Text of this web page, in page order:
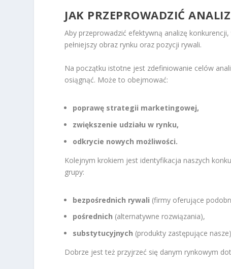
JAK PRZEPROWADZIĆ
Aby przeprowadzić efektywną analizę
pełniejszy obraz rynku oraz pozycji rywali.
Na początku istotne jest zdefiniowanie celów
osiągnąć. Może to obejmować:
poprawę strategii marketingowej,
zwiększenie udziału w rynku,
odkrycie nowych możliwości.
Kolejnym krokiem jest identyfikacja naszych
grupy:
bezpośrednich rywali (firmy oferujące
pośrednich (alternatywne rozwiązania),
substytucyjnych (produkty zastępujące
Dobrze jest też przyjrzeć się danym rynkowym